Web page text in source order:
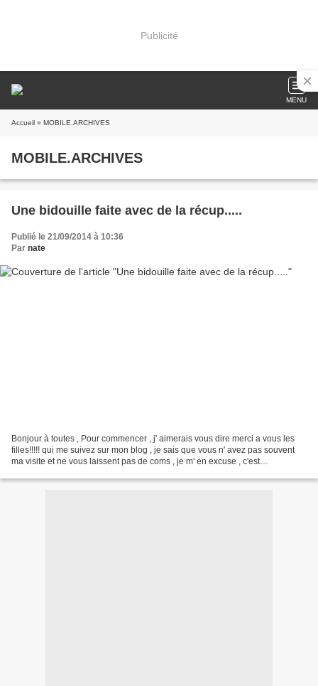
Publicité
MENU
Accueil » MOBILE.ARCHIVES
MOBILE.ARCHIVES
Une bidouille faite avec de la récup.....
Publié le 21/09/2014 à 10:36
Par nate
Bonjour à toutes , Pour commencer , j' aimerais vous dire merci a vous les
filles!!!!! qui me suivez sur mon blog , je sais que vous n' avez pas souvent
ma visite et ne vous laissent pas de coms , je m' en excuse , c'est